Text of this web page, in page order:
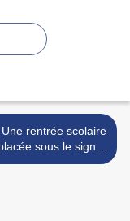
rentrée scolaire
sous le signe
de la sécurité >